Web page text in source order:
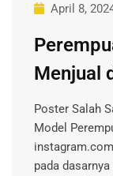
April 8,
Menjual
Poster Salah
Model
pada